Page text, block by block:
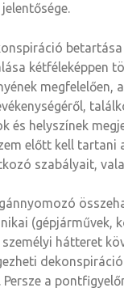
kétféleképpen
megfelelően,
és helyszínek
előtt kell tartani
szabályait,
(gépjárművek,
hátteret
a